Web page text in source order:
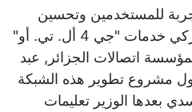
للمستخدمين وتحسين
مستوى التدفق لفائدة مشتركي خدمات "جي 4 أل. تي. أو"
اتصالات الجزائر, عبد
مشروع تطوير هذه الشبكة
, ليسدي بعدها الوزير تعليمات